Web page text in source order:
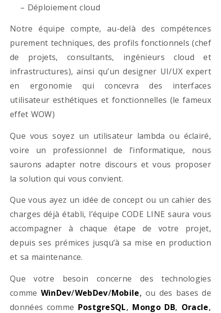
– Déploiement cloud
Notre équipe compte, au-delà des compétences
purement techniques, des profils fonctionnels (chef
de projets, consultants, ingénieurs cloud et
infrastructures), ainsi qu’un designer UI/UX expert
en ergonomie qui concevra des interfaces
utilisateur esthétiques et fonctionnelles (le fameux
effet WOW)
Que vous soyez un utilisateur lambda ou éclairé,
voire un professionnel de l’informatique, nous
saurons adapter notre discours et vous proposer
la solution qui vous convient.
Que vous ayez un idée de concept ou un cahier des
charges déjà établi, l’équipe CODE LINE saura vous
accompagner à chaque étape de votre projet,
depuis ses prémices jusqu’à sa mise en production
et sa maintenance.
Que votre besoin concerne des technologies
comme WinDev/WebDev/Mobile, ou des bases de
données comme PostgreSQL, Mongo DB, Oracle,